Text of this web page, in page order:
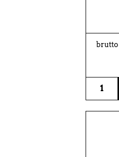
brutto